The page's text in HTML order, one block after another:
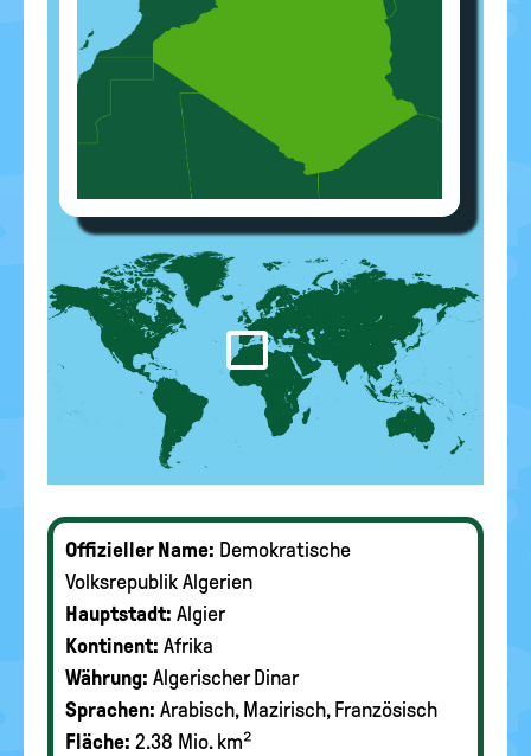
Offizieller Name: Demokratische
Volksrepublik Algerien
Hauptstadt: Algier
Kontinent: Afrika
Währung: Algerischer Dinar
Sprachen: Arabisch, Mazirisch, Französisch
Fläche: 2.38 Mio. km²